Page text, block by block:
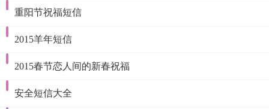
重阳节祝福短信
2015羊年短信
2015春节恋人间的新春祝福
安全短信大全